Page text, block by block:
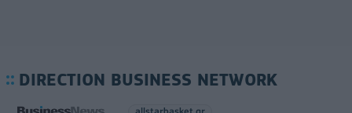
DIRECTION BUSINESS NETWORK